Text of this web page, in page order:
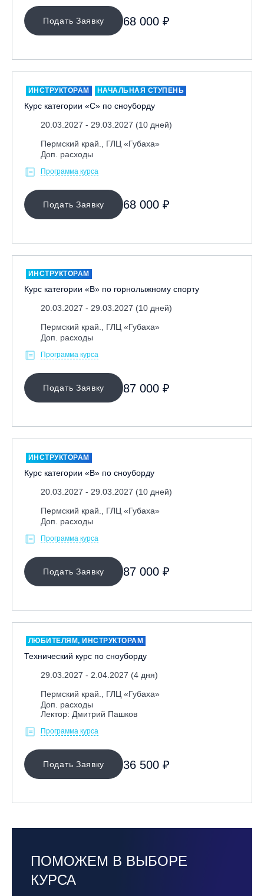
Ярославль, СП «Изгиб»
ОЧИСТИТЬ ФИЛЬТР
Подать Заявку 68 000 ₽
ИНСТРУКТОРАМ НАЧАЛЬНАЯ СТУПЕНЬ
Курс категории «С» по сноуборду
20.03.2027 - 29.03.2027 (10 дней)
Пермский край., ГЛЦ «Губаха»
Доп. расходы
Программа курса
Подать Заявку 68 000 ₽
ИНСТРУКТОРАМ
Курс категории «В» по горнолыжному спорту
20.03.2027 - 29.03.2027 (10 дней)
Пермский край., ГЛЦ «Губаха»
Доп. расходы
Программа курса
Подать Заявку 87 000 ₽
ИНСТРУКТОРАМ
Курс категории «В» по сноуборду
20.03.2027 - 29.03.2027 (10 дней)
Пермский край., ГЛЦ «Губаха»
Доп. расходы
Программа курса
Подать Заявку 87 000 ₽
ЛЮБИТЕЛЯМ, ИНСТРУКТОРАМ
Технический курс по сноуборду
29.03.2027 - 2.04.2027 (4 дня)
Пермский край., ГЛЦ «Губаха»
Доп. расходы
Лектор: Дмитрий Пашков
Программа курса
Подать Заявку 36 500 ₽
ПОМОЖЕМ В ВЫБОРЕ
КУРСА